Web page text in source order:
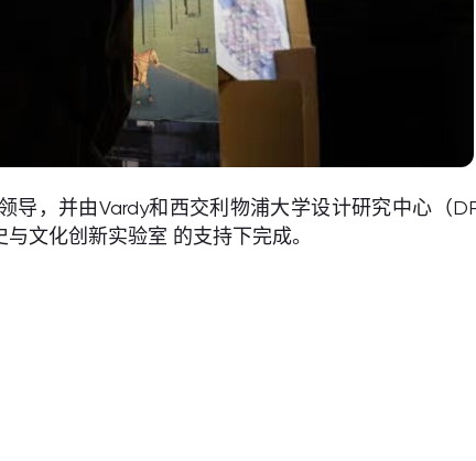
导，并由Vardy和西交利物浦大学设计研究中心（
文化创新实验室 的支持下完成。